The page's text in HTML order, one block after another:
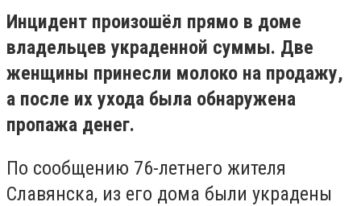
Инцидент произошёл прямо в доме
владельцев украденной суммы. Две
женщины принесли молоко на продажу,
а после их ухода была обнаружена
пропажа денег.
По сообщению 76-летнего жителя
Славянска, из его дома были украдены